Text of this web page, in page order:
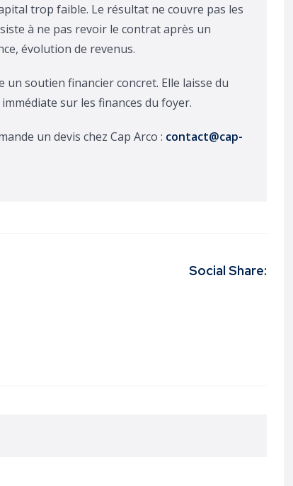
trop faible. Le résultat ne couvre pas les
à ne pas revoir le contrat après un
évolution de revenus.
soutien financier concret. Elle laisse du
sur les finances du foyer.
un devis chez Cap Arco : contact@cap-
Social Share: